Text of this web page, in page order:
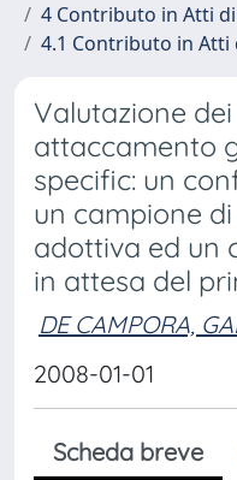
4 Contributo in Atti
4.1 Contributo in Atti
Valutazione
attaccamento
specific: un
un campione
adottiva ed un
in attesa del
DE CAMPORA,
2008-01-01
Scheda breve